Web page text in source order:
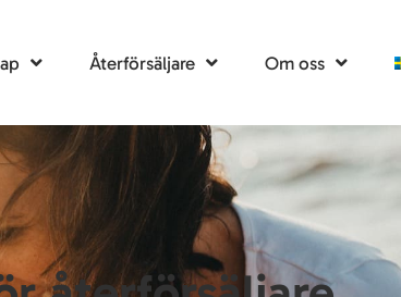
Återförsäljare Om oss